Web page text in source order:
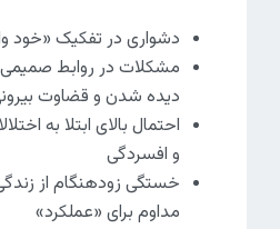
دشواری در تفکیک «خود
مشکلات در روابط
دیده شدن و قضاوت
احتمال بالای ابتلا به
و افسردگی
خستگی زودهنگام از
مداوم برای «عملکرد»